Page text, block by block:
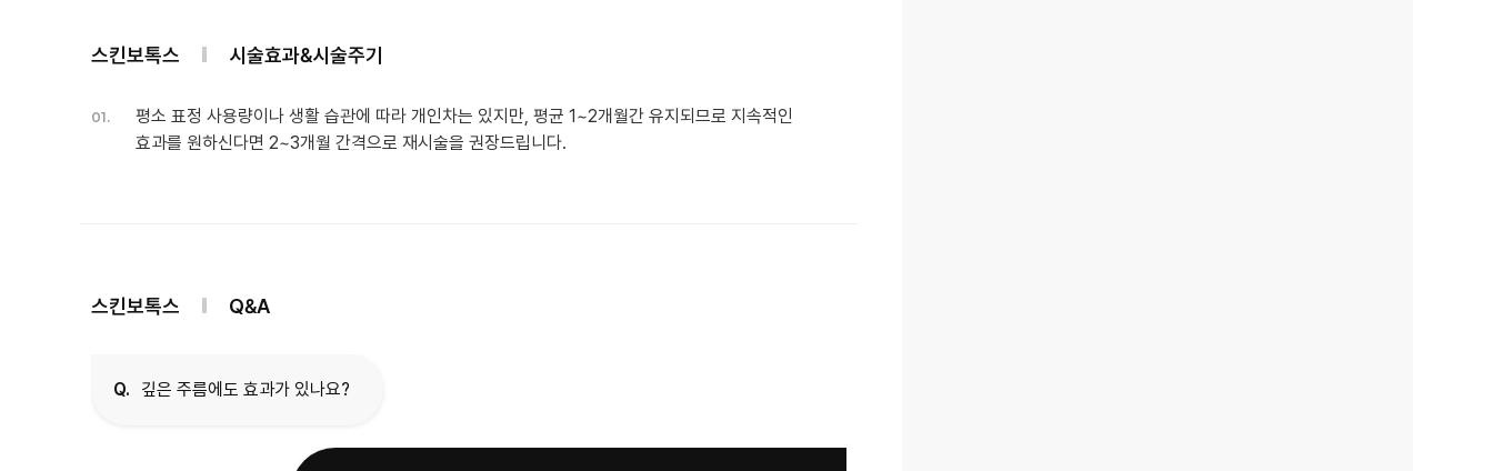
스킨보톡스 시술효과&시술주기
01.
평소 표정 사용량이나 생활 습관에 따라 개인차는 있지만, 평균 1~2개월간 유지되므로 지속적인
효과를 원하신다면 2~3개월 간격으로 재시술을 권장드립니다.
스킨보톡스 Q&A
Q. 깊은 주름에도 효과가 있나요?